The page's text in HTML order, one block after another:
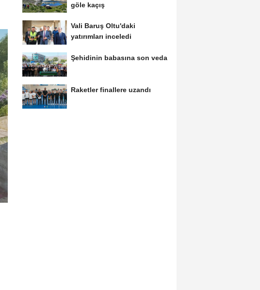
göle kaçış
Vali Baruş Oltu'daki
yatırımları inceledi
Şehidinin babasına son veda
Raketler finallere uzandı